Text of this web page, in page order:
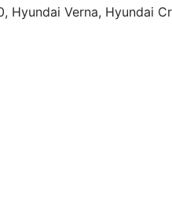
Hyundai Verna, Hyundai